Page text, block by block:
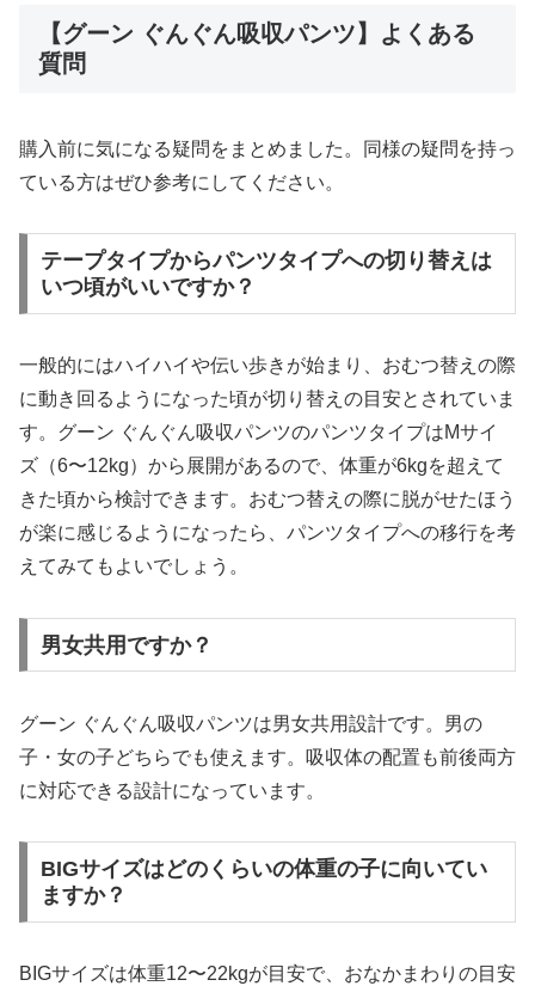
【グーン ぐんぐん吸収パンツ】よくある
質問
購入前に気になる疑問をまとめました。同様の疑問を持っ
ている方はぜひ参考にしてください。
テープタイプからパンツタイプへの切り替えは
いつ頃がいいですか？
一般的にはハイハイや伝い歩きが始まり、おむつ替えの際
に動き回るようになった頃が切り替えの目安とされていま
す。グーン ぐんぐん吸収パンツのパンツタイプはMサイ
ズ（6〜12kg）から展開があるので、体重が6kgを超えて
きた頃から検討できます。おむつ替えの際に脱がせたほう
が楽に感じるようになったら、パンツタイプへの移行を考
えてみてもよいでしょう。
男女共用ですか？
グーン ぐんぐん吸収パンツは男女共用設計です。男の
子・女の子どちらでも使えます。吸収体の配置も前後両方
に対応できる設計になっています。
BIGサイズはどのくらいの体重の子に向いてい
ますか？
BIGサイズは体重12〜22kgが目安で、おなかまわりの目安